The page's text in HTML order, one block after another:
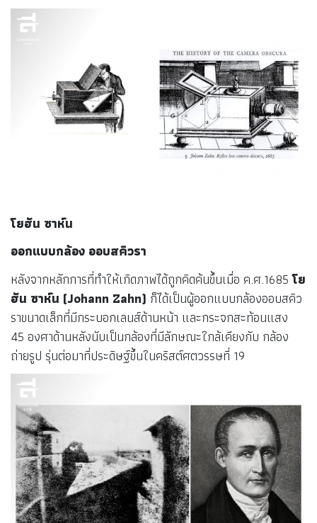
โยฮันเนส เคปเลอร์ (Johannes Kepler)
ชาวเยอรมันผู้ค้นพบว่าดาวเคราะห์โคจรรอบดวงอาทิตย์เป็นวงรี
นอกจากนี้เขายังเป็นคนแรกที่ประดิษฐ์กระโจมกล้องรูเข็มสำเร็จ
เมื่อ ค.ศ.1620 ซึ่งเขาได้นำเลนส์และกระจกสะท้อนแสงติดที่ยอด
กระโจม ฉายภาพลงมาที่กระดานวาดภาพ และตั้งชื่อกระโจมนี้ว่า
Camera Obscura ซึ่งเป็นภาษาละติน โดยคำว่า Camera หมาย
ถึงห้องที่มีหลังคาโค้ง ส่วน Obscura แปลว่ามืด และแน่นอนว่านี่
เป็นที่มาของคำว่า Camera หมายถึง กล้องถ่ายภาพ ที่ใช้กันมาถึง
โยฮัน ซาห์น
ออกแบบกล้อง ออบสคิวรา
หลังจากหลักการที่ทำให้เกิดภาพได้ถูกคิดค้นขึ้นเมื่อ ค.ศ.1685โย
ฮัน ซาห์น (Johann Zahn) ก็ได้เป็นผู้ออกแบบกล้องออบสคิว
ราขนาดเล็กที่มีกระบอกเลนส์ด้านหน้า และกระจกสะท้อนแสง
45 องศาด้านหลังนับเป็นกล้องที่มีลักษณะใกล้เคียงกับ กล้อง